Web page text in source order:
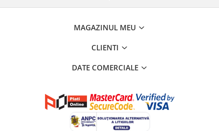
MAGAZINUL MEU
CLIENTI
DATE COMERCIALE